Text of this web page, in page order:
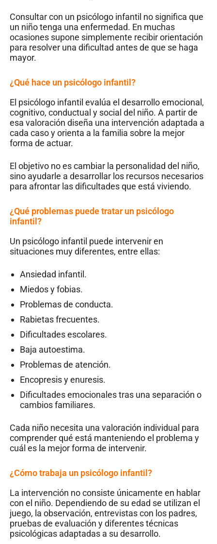
Consultar con un psicólogo infantil no significa que
un niño tenga una enfermedad. En muchas
ocasiones supone simplemente recibir orientación
para resolver una dificultad antes de que se haga
mayor.
¿Qué hace un psicólogo infantil?
El psicólogo infantil evalúa el desarrollo emocional,
cognitivo, conductual y social del niño. A partir de
esa valoración diseña una intervención adaptada a
cada caso y orienta a la familia sobre la mejor
forma de actuar.
El objetivo no es cambiar la personalidad del niño,
sino ayudarle a desarrollar los recursos necesarios
para afrontar las dificultades que está viviendo.
¿Qué problemas puede tratar un psicólogo
infantil?
Un psicólogo infantil puede intervenir en
situaciones muy diferentes, entre ellas:
Ansiedad infantil.
Miedos y fobias.
Problemas de conducta.
Rabietas frecuentes.
Dificultades escolares.
Baja autoestima.
Problemas de atención.
Encopresis y enuresis.
Dificultades emocionales tras una separación o
cambios familiares.
Cada niño necesita una valoración individual para
comprender qué está manteniendo el problema y
cuál es la mejor forma de intervenir.
¿Cómo trabaja un psicólogo infantil?
La intervención no consiste únicamente en hablar
con el niño. Dependiendo de su edad se utilizan el
juego, la observación, entrevistas con los padres,
pruebas de evaluación y diferentes técnicas
psicológicas adaptadas a su desarrollo.